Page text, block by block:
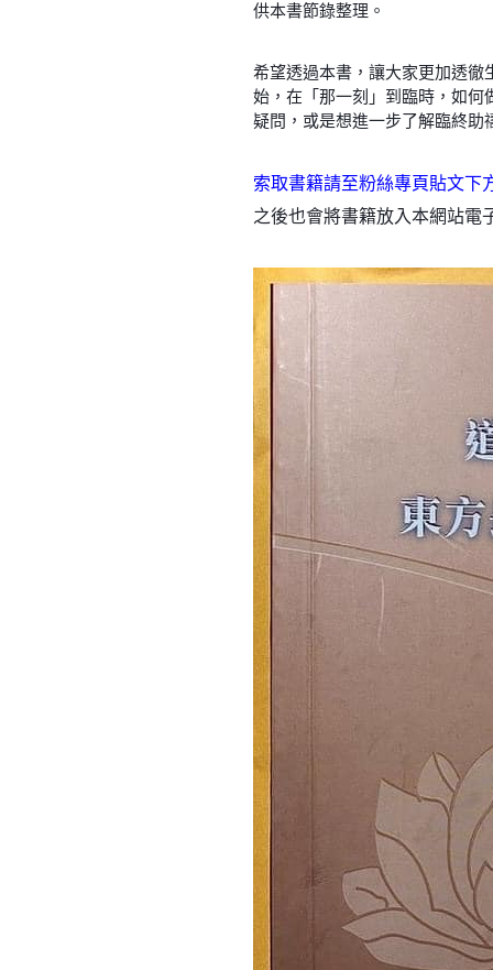
供本書節錄整理。
希望透過本書，讓大家更加透徹
始，在「那一刻」到臨時，如何
疑問，或是想進一步了解臨終
索取書籍請至粉絲專頁貼文下
之後也會將書籍放入本網站電